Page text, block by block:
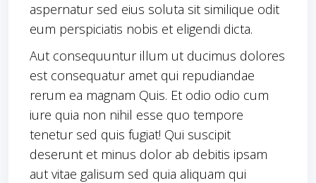
aspernatur sed eius soluta sit similique odit
eum perspiciatis nobis et eligendi dicta.
Aut consequuntur illum ut ducimus dolores
est consequatur amet qui repudiandae
rerum ea magnam Quis. Et odio odio cum
iure quia non nihil esse quo tempore
tenetur sed quis fugiat! Qui suscipit
deserunt et minus dolor ab debitis ipsam
aut vitae galisum sed quia aliquam qui